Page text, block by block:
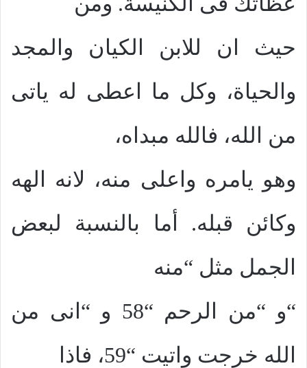
حيث ان للابن الكيان والمجد
والحياة، وكل ما اعطى له ياتى
من الله، فالله مبداه،
وهو يامره واعلى منه، لانه الهه
وكائن قبله. أما بالنسبة لبعض
الجمل مثل “منه
“و “من الرحم “58 و “انى من
الله خرجت واتيت “59، فاذا